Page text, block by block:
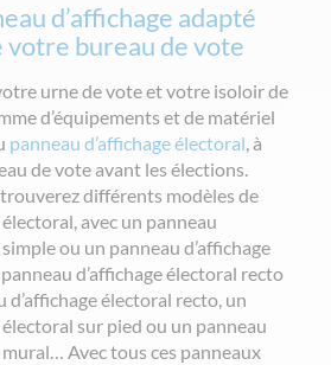
d’affichage adapté
votre bureau de vote
urne de vote et votre isoloir de
d’équipements et de matériel
panneau d’affichage électoral, à
de vote avant les élections.
différents modèles de
avec un panneau
ou un panneau d’affichage
d’affichage électoral recto
d’affichage électoral recto, un
électoral sur pied ou un panneau
Avec tous ces panneaux